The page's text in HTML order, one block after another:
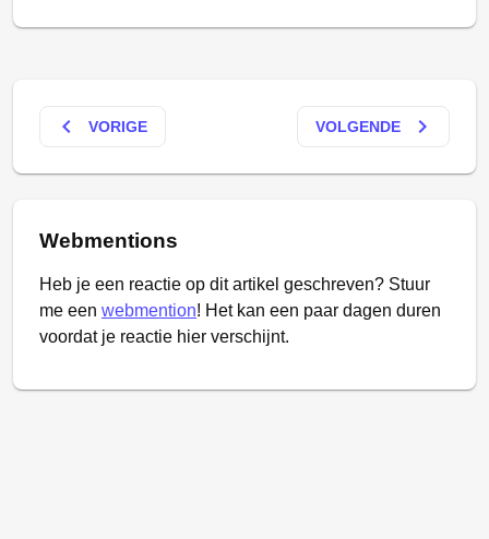
keyboard_arrow_left VORIGE VOLGENDE keyboard_arrow_right
Webmentions
Heb je een reactie op dit artikel geschreven? Stuur
me een webmention! Het kan een paar dagen duren
voordat je reactie hier verschijnt.